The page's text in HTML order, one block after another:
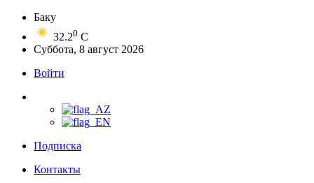
Баку
32.20 C
Суббота, 8 август 2026
Войти
Подписка
Контакты